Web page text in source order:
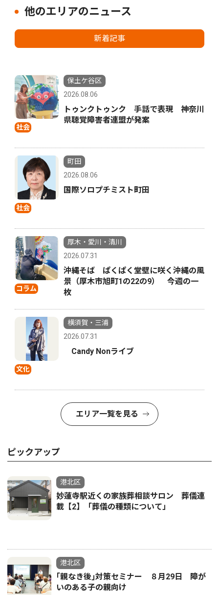
他のエリアのニュース
新着記事
社会
保土ケ谷区
2026.08.06
トゥンクトゥンク 手話で表現 神奈川
県聴覚障害者連盟が発案
社会
町田
2026.08.06
国際ソロプチミスト町田
コラム
厚木・愛川・清川
2026.07.31
沖縄そば ぱくぱく堂壁に咲く沖縄の風
景（厚木市旭町1の22の9） 今週の一
枚
文化
横須賀・三浦
2026.07.31
Candy Nonライブ
エリア一覧を見る
ピックアップ
港北区
妙蓮寺駅近くの家族葬相談サロン 葬儀連
載【2】「葬儀の種類について」
港北区
｢親なき後｣対策セミナー ８月29日 障が
いのある子の親向け